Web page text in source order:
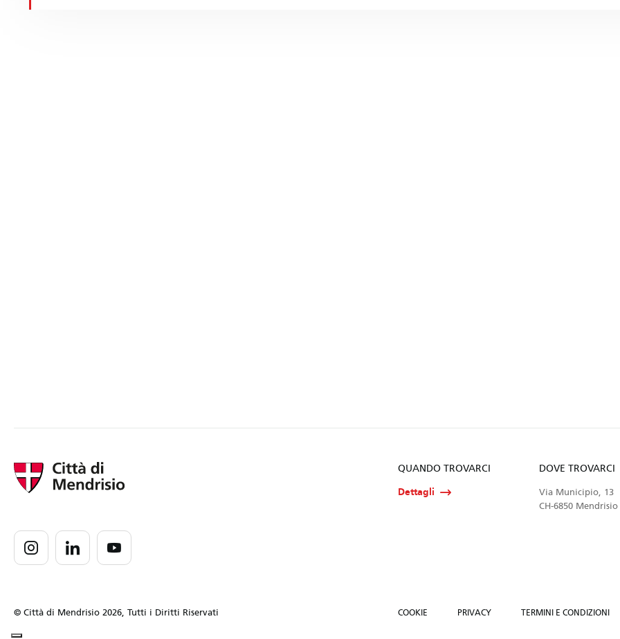
QUANDO TROVARCI
Dettagli
DOVE TROVARCI
Via Municipio, 13
CH-6850 Mendrisio
COOKIE PRIVACY TERMINI E CONDIZIONI
© Città di Mendrisio 2026, Tutti i Diritti Riservati